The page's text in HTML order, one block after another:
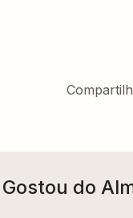
Gostou do